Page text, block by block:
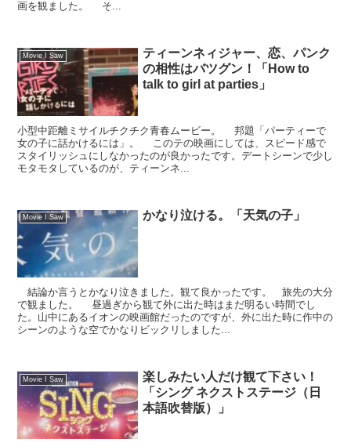
画を観ました。 そ...
Movie I Saw
ティーンネィジャー、恋、パンク
の相性はバツグン！「How to
talk to girl at parties」
小型中距離ミサイルチクチク青春ムービー。 邦題「パーティーで
女の子に話かけるには」。 このテの映画にしては、スピード感で
スタイリッシュにしなかったのが良かったです。デートシーンで少し
モタモタしているのが、ティーンネ...
Movie I Saw かなり泣ける。「天気の子」
結論か言うとかなり泣きました。観て良かったです。 旅先の大分
で観ました。 昼過ぎから観て外に出た時はまだ明るい時間でし
た。山中にあるイオンの映画館だったのですが、外に出た時に作中の
シーンのような空でかなりビックリしました...
Movie I Saw
楽しみたい人だけ観て下さい！
「シング ネクストステージ（日
本語吹替版）」